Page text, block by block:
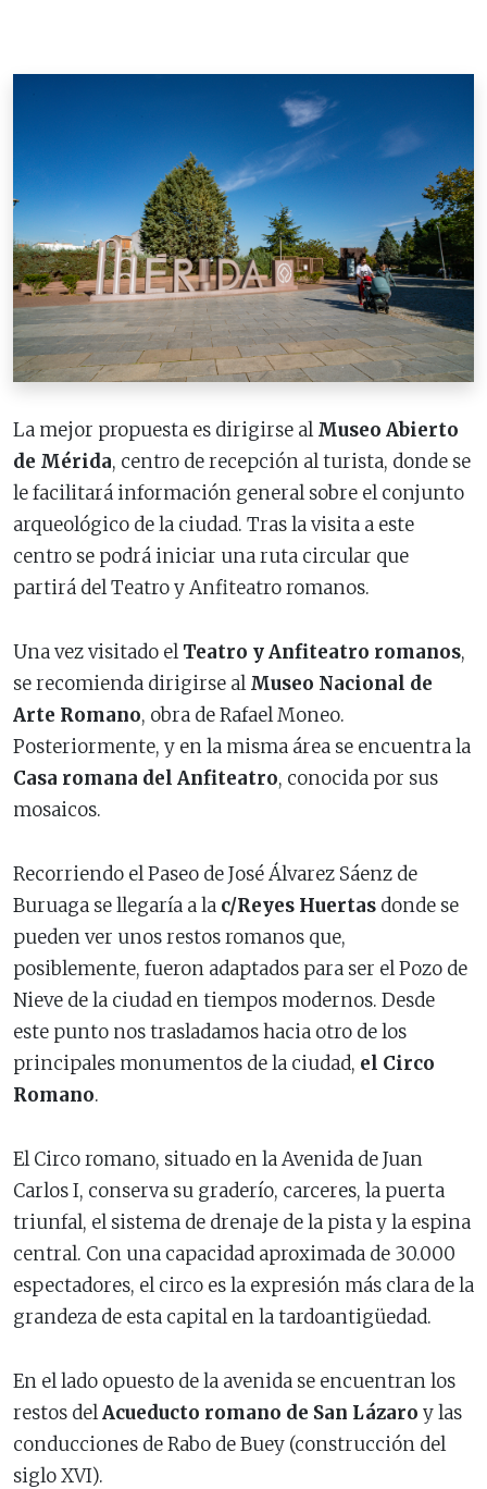
La mejor propuesta es dirigirse alMuseo Abierto
de Mérida, centro de recepción al turista, donde se
le facilitará información general sobre el conjunto
arqueológico de la ciudad. Tras la visita a este
centro se podrá iniciar una ruta circular que
partirá del Teatro y Anfiteatro romanos.
Una vez visitado elTeatro y Anfiteatro romanos,
se recomienda dirigirse alMuseo Nacional de
Arte Romano, obra de Rafael Moneo.
Posteriormente, y en la misma área se encuentra la
Casa romana del Anfiteatro, conocida por sus
mosaicos.
Recorriendo el Paseo de José Álvarez Sáenz de
Buruaga se llegaría a la c/Reyes Huertas donde se
pueden ver unos restos romanos que,
posiblemente, fueron adaptados para ser el Pozo de
Nieve de la ciudad en tiempos modernos. Desde
este punto nos trasladamos hacia otro de los
principales monumentos de la ciudad, el Circo
Romano.
El Circo romano, situado en la Avenida de Juan
Carlos I, conserva su graderío, carceres, la puerta
triunfal, el sistema de drenaje de la pista y la espina
central. Con una capacidad aproximada de 30.000
espectadores, el circo es la expresión más clara de la
grandeza de esta capital en la tardoantigüedad.
En el lado opuesto de la avenida se encuentran los
restos delAcueducto romano de San Lázaro y las
conducciones de Rabo de Buey (construcción del
siglo XVI).